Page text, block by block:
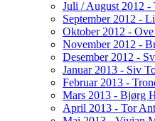
Juli / August 2012 -
September 2012 -
Oktober 2012 -
November 2012 -
Desember 2012 -
Januar 2013 - Siv
Februar 2013 -
Mars 2013 - Bjørg
April 2013 - Tor